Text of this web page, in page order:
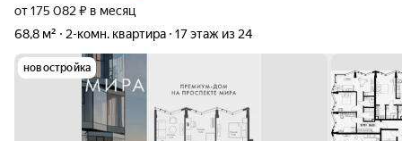
от 175 082 ₽ в месяц
68,8 м²
2-комн. квартира 17 этаж из 24
новостройка